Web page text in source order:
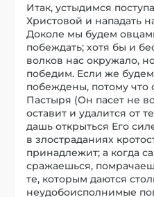
Итак, устыдимся
Христовой и нападать
Доколе мы будем
побеждать; хотя бы и
волков нас окружало,
победим. Если же
побеждены, потому что
Пастыря (Он пасет не
оставит и удалится от
дашь открыться Его
в злостраданиях
принадлежит; а когда
сражаешься,
те, которым даются
неудобоисполнимые